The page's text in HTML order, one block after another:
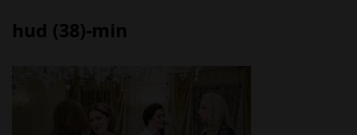
hud (38)-min